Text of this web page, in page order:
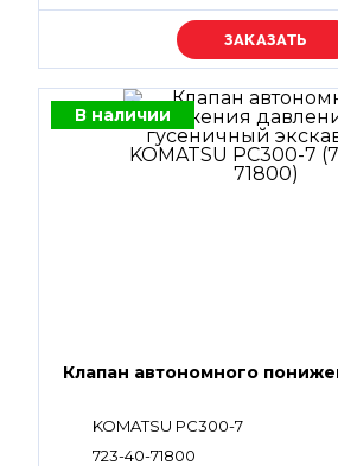
Уточняйте цену
В наличии
Клапан автономного
KOMATSU PC300-7
723-40-71800